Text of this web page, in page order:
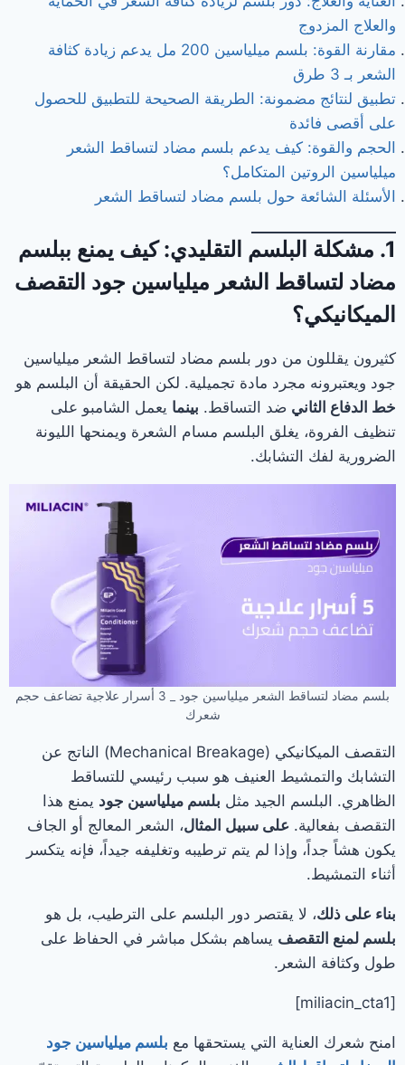
والعلاج المزدوج
مقارنة القوة: بلسم ميلياسين 200 مل يدعم زيادة كثافة
الشعر بـ 3 طرق
تطبيق لنتائج مضمونة: الطريقة الصحيحة للتطبيق للحصول
على أقصى فائدة
الحجم والقوة: كيف يدعم بلسم مضاد لتساقط الشعر
ميلياسين الروتين المتكامل؟
الأسئلة الشائعة حول بلسم مضاد لتساقط الشعر
1. مشكلة البلسم التقليدي: كيف يمنع ببلسم
مضاد لتساقط الشعر ميلياسين جود التقصف
الميكانيكي؟
كثيرون يقللون من دور بلسم مضاد لتساقط الشعر ميلياسين
جود ويعتبرونه مجرد مادة تجميلية. لكن الحقيقة أن البلسم هو
خط الدفاع الثاني ضد التساقط. بينما يعمل الشامبو على
تنظيف الفروة، يغلق البلسم مسام الشعرة ويمنحها الليونة
الضرورية لفك التشابك.
بلسم مضاد لتساقط الشعر ميلياسين جود _ 3 أسرار علاجية تضاعف حجم
شعرك
التقصف الميكانيكي (Mechanical Breakage) الناتج عن
التشابك والتمشيط العنيف هو سبب رئيسي للتساقط
الظاهري. البلسم الجيد مثل بلسم ميلياسين جود يمنع هذا
التقصف بفعالية. على سبيل المثال، الشعر المعالج أو الجاف
يكون هشاً جداً، وإذا لم يتم ترطيبه وتغليفه جيداً، فإنه يتكسر
أثناء التمشيط.
بناء على ذلك، لا يقتصر دور البلسم على الترطيب، بل هو
بلسم لمنع التقصف يساهم بشكل مباشر في الحفاظ على
طول وكثافة الشعر.
[miliacin_cta1]
امنح شعرك العناية التي يستحقها مع بلسم ميلياسين جود